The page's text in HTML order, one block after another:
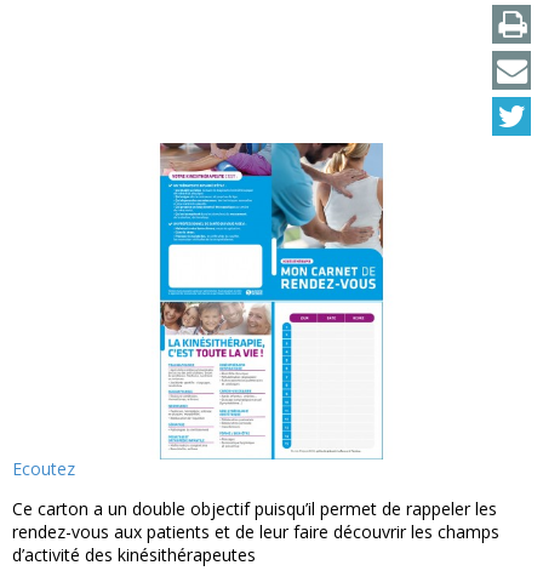
Ecoutez
Ce carton a un double objectif puisqu’il permet de rappeler les
rendez-vous aux patients et de leur faire découvrir les champs
d’activité des kinésithérapeutes